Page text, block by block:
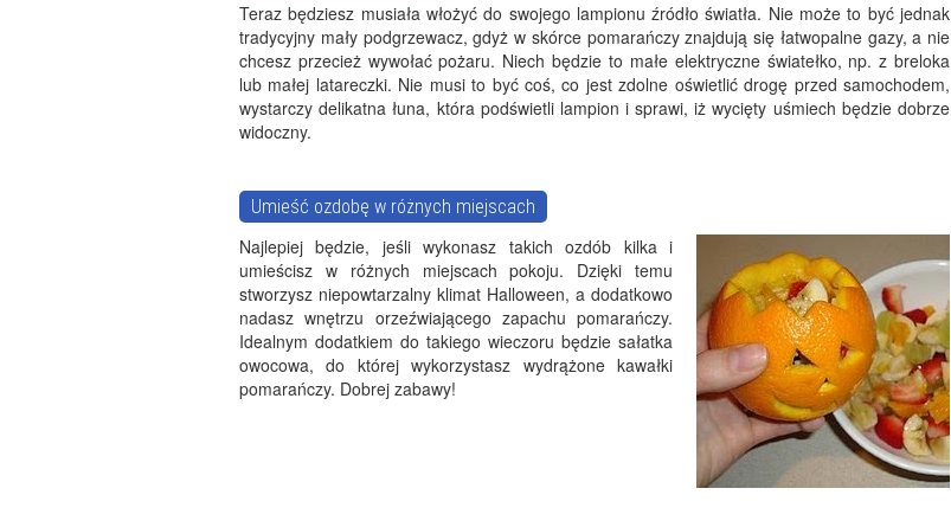
Teraz będziesz musiała włożyć do swojego lampionu źródło światła. Nie może to być jednak
tradycyjny mały podgrzewacz, gdyż w skórce pomarańczy znajdują się łatwopalne gazy, a nie
chcesz przecież wywołać pożaru. Niech będzie to małe elektryczne światełko, np. z breloka
lub małej latareczki. Nie musi to być coś, co jest zdolne oświetlić drogę przed samochodem,
wystarczy delikatna łuna, która podświetli lampion i sprawi, iż wycięty uśmiech będzie dobrze
widoczny.
Umieść ozdobę w różnych miejscach
Najlepiej będzie, jeśli wykonasz takich ozdób kilka i
umieścisz w różnych miejscach pokoju. Dzięki temu
stworzysz niepowtarzalny klimat Halloween, a dodatkowo
nadasz wnętrzu orzeźwiającego zapachu pomarańczy.
Idealnym dodatkiem do takiego wieczoru będzie sałatka
owocowa, do której wykorzystasz wydrążone kawałki
pomarańczy. Dobrej zabawy!